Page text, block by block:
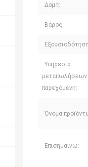
Δομή:
Βάρος:
Υπηρεσία
μεταπωλήσεων
παρεχόμενη:
Όνομα
Επισημαίνω: